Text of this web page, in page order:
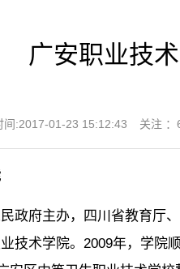
广安职业技
间:2017-01-23 15:12:43 关注 ：
政府主办，四川省教育厅
技术学院。2009年，学院